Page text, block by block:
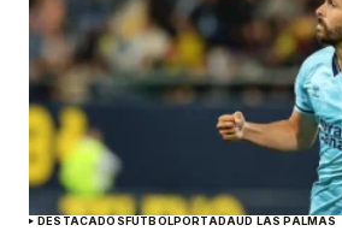
DESTACADOSFÚTBOLPORTADAUD LAS PALMAS